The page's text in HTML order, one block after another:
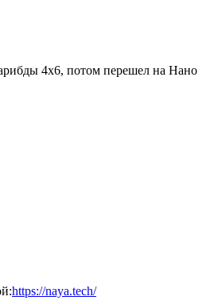
4х6, потом перешел на Нано
https://naya.tech/